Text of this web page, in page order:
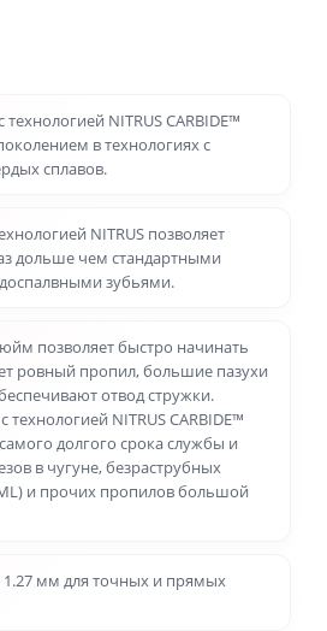
NITRUS CARBIDE™
в технологиях с
сплавов.
NITRUS позволяет
дольше чем стандартными
зубьями.
позволяет быстро начинать
ровный пропил, большие пазухи
отвод стружки.
технологией NITRUS CARBIDE™
долгого срока службы и
в чугуне, безраструбных
и прочих пропилов большой
мм для точных и прямых